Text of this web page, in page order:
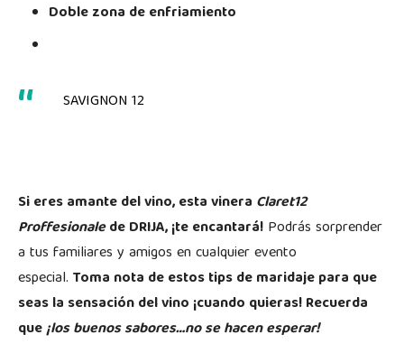
Doble zona de enfriamiento
SAVIGNON 12
Si eres amante del vino, esta vinera Claret12
Proffesionalede DRIJA, ¡te encantará! Podrás sorprender
a tus familiares y amigos en cualquier evento
especial. Toma nota de estos tips de maridaje para que
seas la sensación del vino ¡cuando quieras! Recuerda
que¡los buenos sabores…no se hacen esperar!